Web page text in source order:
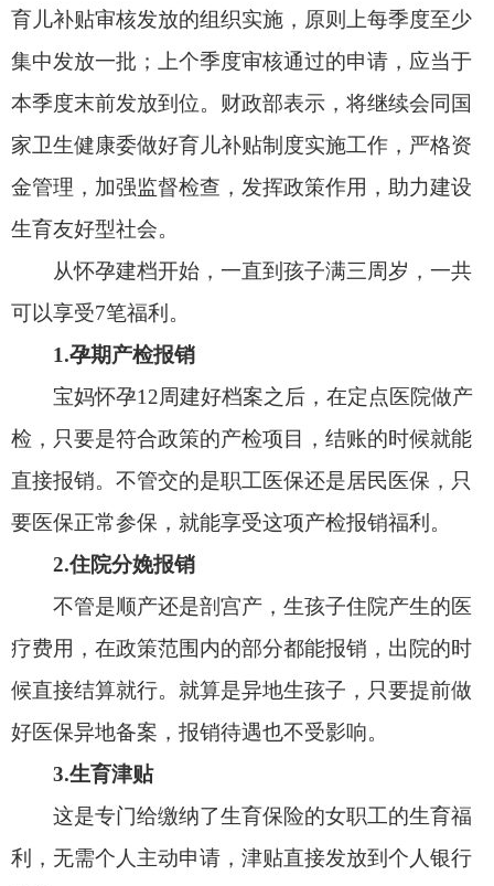
从怀孕建档开始，一直到孩子满三周岁，一共
可以享受7笔福利。
宝妈怀孕12周建好档案之后，在定点医院做产
检，只要是符合政策的产检项目，结账的时候就能
直接报销。不管交的是职工医保还是居民医保，只
要医保正常参保，就能享受这项产检报销福利。
2.住院分娩报销
疗费用，在政策范围内的部分都能报销，出院的时
候直接结算就行。就算是异地生孩子，只要提前做
好医保异地备案，报销待遇也不受影响。
3.生育津贴
这是专门给缴纳了生育保险的女职工的生育福
账户。
注意，男职工虽然也交生育保险，但如果妻子
没有工作，只能报销生育医疗费用，领不到这笔津
贴。
4.0到3岁普惠育儿现金补贴
从孩子出生一直领到孩子满三周岁。家里有多个孩
子的，福利可以叠加，也就是每一个孩子都能单独
享受这份补贴。注意，这笔补贴需要家长每年主动
申请一次。